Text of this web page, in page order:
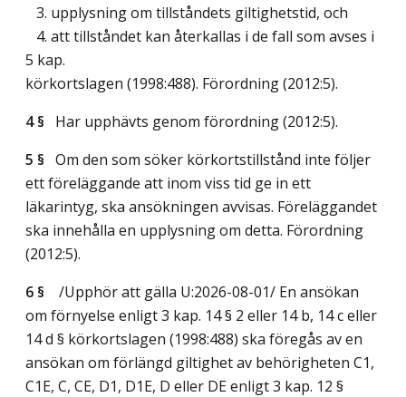
3. upplysning om tillståndets giltighetstid, och
4. att tillståndet kan återkallas i de fall som avses i
5 kap.
körkortslagen (1998:488). Förordning (2012:5).
4 § Har upphävts genom förordning (2012:5).
5 § Om den som söker körkortstillstånd inte följer
ett föreläggande att inom viss tid ge in ett
läkarintyg, ska ansökningen avvisas. Föreläggandet
ska innehålla en upplysning om detta. Förordning
(2012:5).
6 §
/Upphör att gälla U:2026-08-01/ En ansökan
om förnyelse enligt 3 kap. 14 § 2 eller 14 b, 14 c eller
14 d § körkortslagen (1998:488) ska föregås av en
ansökan om förlängd giltighet av behörigheten C1,
C1E, C, CE, D1, D1E, D eller DE enligt 3 kap. 12 §